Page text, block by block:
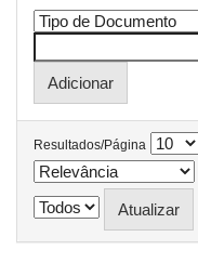
Resultados/Página